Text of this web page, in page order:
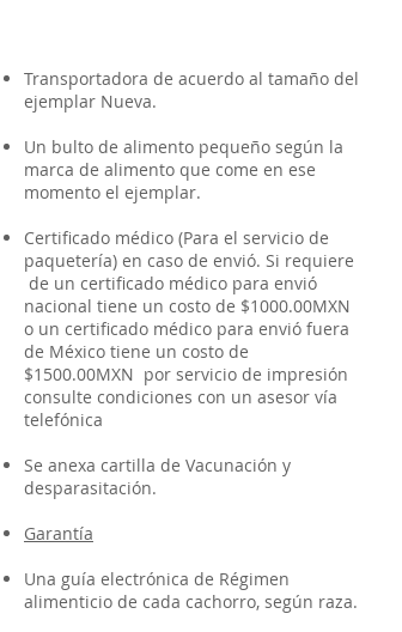
Transportadora de acuerdo al tamaño del
ejemplar Nueva.
Un bulto de alimento pequeño según la
marca de alimento que come en ese
momento el ejemplar.
Certificado médico (Para el servicio de
paquetería) en caso de envió. Si requiere
de un certificado médico para envió
nacional tiene un costo de $1000.00MXN
o un certificado médico para envió fuera
de México tiene un costo de
$1500.00MXN por servicio de impresión
consulte condiciones con un asesor vía
telefónica
Se anexa cartilla de Vacunación y
desparasitación.
Garantía
Una guía electrónica de Régimen
alimenticio de cada cachorro, según raza.